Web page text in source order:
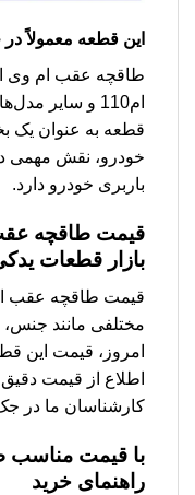
این قطعه معمولاً
ام110 و سایر
قطعه به عنوان
خودرو، نقش مهمی
باربری خودرو دارد.
بازار قطعات
مختلفی مانند جنس،
امروز، قیمت این
اطلاع از قیمت دقیق
کارشناسان ما در
راهنمای خرید